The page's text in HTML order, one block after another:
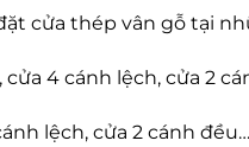
cửa thép vân gỗ tại
4 cánh lệch, cửa 2
lệch, cửa 2 cánh